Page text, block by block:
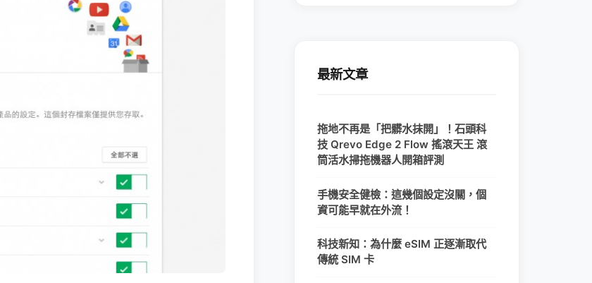
最新文章
拖地不再是「把髒水抹開」！石頭科
技 Qrevo Edge 2 Flow 搖滾天王 滾
筒活水掃拖機器人開箱評測
手機安全健檢：這幾個設定沒關，個
資可能早就在外流！
科技新知：為什麼 eSIM 正逐漸取代
傳統 SIM 卡